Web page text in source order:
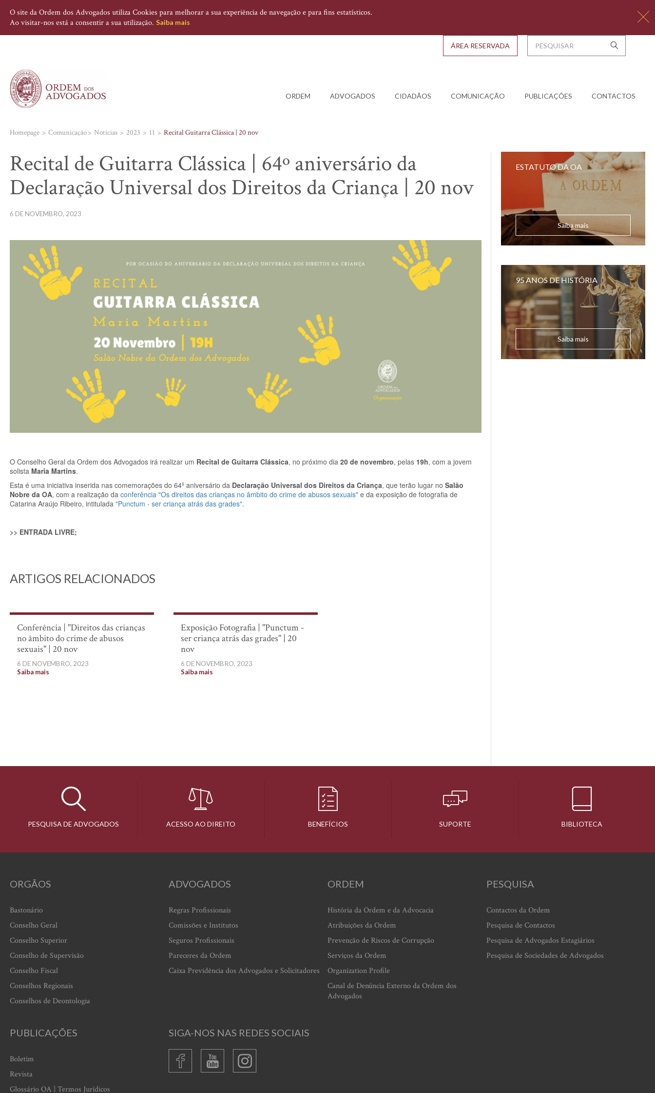
O site da Ordem dos Advogados utiliza Cookies para melhorar a sua experiência de navegação e para fins estatísticos.
Ao visitar-nos está a consentir a sua utilização. Saiba mais
ORDEM ADVOGADOS CIDADÃOS COMUNICAÇÃO PUBLICAÇÕES CONTACTOS
ÁREA RESERVADA
Homepage Comunicação Notícias 2023 11 Recital Guitarra Clássica | 20 nov
Recital de Guitarra Clássica | 64º aniversário da
Declaração Universal dos Direitos da Criança | 20 nov
6 DE NOVEMBRO, 2023
O Conselho Geral da Ordem dos Advogados irá realizar um Recital de Guitarra Clássica, no próximo dia 20 de novembro, pelas 19h, com a jovem
solista Maria Martins.
Esta é uma iniciativa inserida nas comemorações do 64º aniversário da Declaração Universal dos Direitos da Criança, que terão lugar no Salão
Nobre da OA, com a realização da conferência "Os direitos das crianças no âmbito do crime de abusos sexuais" e da exposição de fotografia de
Catarina Araújo Ribeiro, intitulada "Punctum - ser criança atrás das grades".
>> ENTRADA LIVRE;
ARTIGOS RELACIONADOS
Conferência | "Direitos das crianças
no âmbito do crime de abusos
sexuais" | 20 nov
6 DE NOVEMBRO, 2023
Saiba mais
Exposição Fotografia | "Punctum -
ser criança atrás das grades" | 20
nov
6 DE NOVEMBRO, 2023
Saiba mais
ESTATUTO DA OA
Saiba mais
95 ANOS DE HISTÓRIA
Saiba mais
PESQUISA DE ADVOGADOS ACESSO AO DIREITO BENEFÍCIOS SUPORTE BIBLIOTECA
ORGÃOS
Bastonário
Conselho Geral
Conselho Superior
Conselho de Supervisão
Conselho Fiscal
Conselhos Regionais
Conselhos de Deontologia
ADVOGADOS
Regras Profissionais
Comissões e Institutos
Seguros Profissionais
Pareceres da Ordem
Caixa Previdência dos Advogados e Solicitadores
ORDEM
História da Ordem e da Advocacia
Atribuições da Ordem
Prevenção de Riscos de Corrupção
Serviços da Ordem
Organization Profile
Canal de Denúncia Externo da Ordem dos
Advogados
PESQUISA
Contactos da Ordem
Pesquisa de Contactos
Pesquisa de Advogados Estagiários
Pesquisa de Sociedades de Advogados
PUBLICAÇÕES
Boletim
Revista
Glossário OA | Termos Jurídicos
SIGA-NOS NAS REDES SOCIAIS